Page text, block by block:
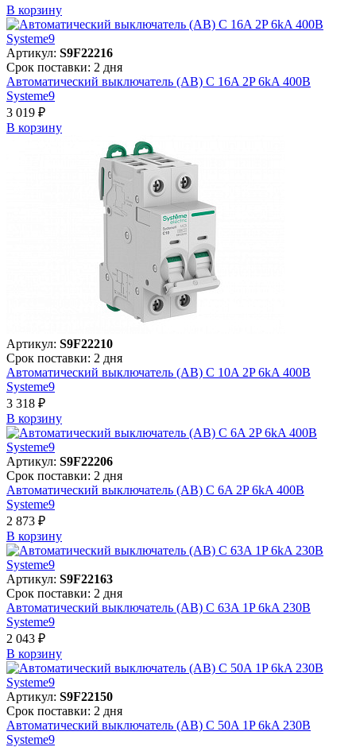
В корзинy
Артикул: S9F22216
Срок поставки: 2 дня
Автоматический выключатель (АВ) C 16A 2P 6kA 400В
Systeme9
3 019 ₽
В корзинy
Артикул: S9F22210
Срок поставки: 2 дня
Автоматический выключатель (АВ) C 10A 2P 6kA 400В
Systeme9
3 318 ₽
В корзинy
Артикул: S9F22206
Срок поставки: 2 дня
Автоматический выключатель (АВ) C 6A 2P 6kA 400В
Systeme9
2 873 ₽
В корзинy
Артикул: S9F22163
Срок поставки: 2 дня
Автоматический выключатель (АВ) C 63A 1P 6kA 230В
Systeme9
2 043 ₽
В корзинy
Артикул: S9F22150
Срок поставки: 2 дня
Автоматический выключатель (АВ) C 50A 1P 6kA 230В
Systeme9